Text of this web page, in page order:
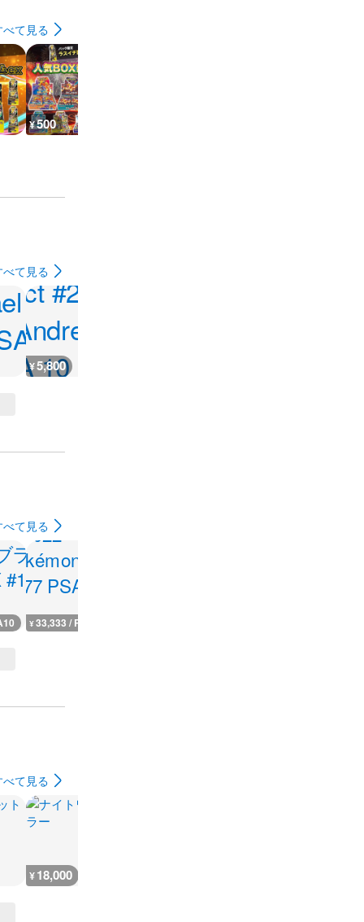
べて見る
¥500
べて見る
¥5,800
べて見る
¥33,333 / PSA10
べて見る
¥18,000